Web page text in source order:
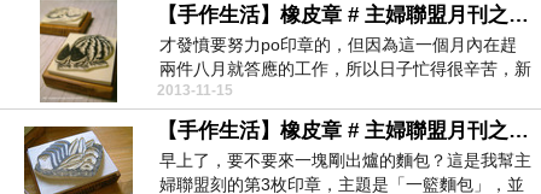
【手作生活】橡皮章 # 主婦聯盟月刊之黃肉大西瓜
才發憤要努力po印章的，但因為這一個月內在趕
兩件八月就答應的工作，所以日子忙得很辛苦，新
聞台一別又是...
2013-11-15
【手作生活】橡皮章 # 主婦聯盟月刊之藤籃麵包
早上了，要不要來一塊剛出爐的麵包？這是我幫主
婦聯盟刻的第3枚印章，主題是「一籃麵包」，並